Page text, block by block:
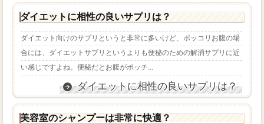
ダイエットに相性の良いサプリは？
ダイエット向けのサプリというと非常に多いけど、ポッコリお腹の場
合には、ダイエットサプリというよりも便秘のための解消サプリに近
い感じですよね。便秘だとお腹がポッチ...
ダイエットに相性の良いサプリは？
美容室のシャンプーは非常に快適？